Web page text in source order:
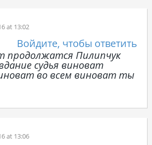
at 13:02
Войдите, чтобы ответить
продолжатся Пилипчук
судья виноват
во всем виноват ты
at 13:06